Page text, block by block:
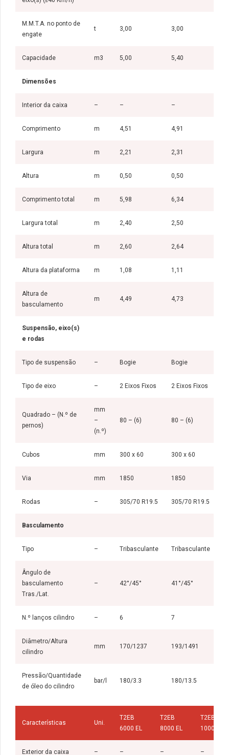
M.M.T.A. no ponto de
engate
t 3,00 3,00
Capacidade m3 5,00 5,40
Dimensões
Interior da caixa – – –
Comprimento m 4,51 4,91
Largura m 2,21 2,31
Altura m 0,50 0,50
Comprimento total m 5,98 6,34
Largura total m 2,40 2,50
Altura total m 2,60 2,64
Altura da plataforma m 1,08 1,11
Altura de
basculamento
m 4,49 4,73
Suspensão, eixo(s)
e rodas
Tipo de suspensão – Bogie Bogie
Tipo de eixo – 2 Eixos Fixos 2 Eixos Fixos
Quadrado – (N.º de
pernos)
mm
–
(n.º)
80 – (6) 80 – (6)
Cubos mm 300 x 60 300 x 60
Via mm 1850 1850
Rodas – 305/70 R19.5 305/70 R19.5
Basculamento
Tipo – Tribasculante Tribasculante
Ângulo de
basculamento
Tras./Lat.
– 42°/45° 41°/45°
N.º lanços cilindro – 6 7
Diâmetro/Altura
cilindro
mm 170/1237 193/1491
Pressão/Quantidade
de óleo do cilindro
bar/l 180/3.3 180/13.5
Características Uni.
T2EB
6000 EL
T2EB
8000 EL
T2EB
10000 EL
Exterior da caixa – – – –